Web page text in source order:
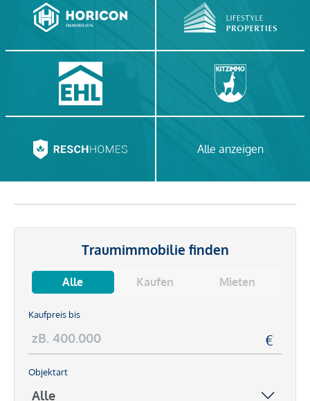
Alle anzeigen
Traumimmobilie finden
Alle Kaufen Mieten
Kaufpreis bis
Objektart